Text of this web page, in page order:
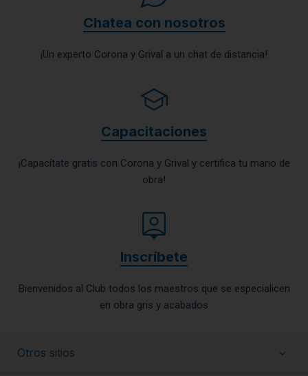
Chatea con nosotros
¡Un experto Corona y Grival a un chat de distancia!
Capacitaciones
¡Capacítate gratis con Corona y Grival y certifica tu mano de
obra!
Inscríbete
Bienvenidos al Club todos los maestros que se especialicen
en obra gris y acabados
Otros sitios